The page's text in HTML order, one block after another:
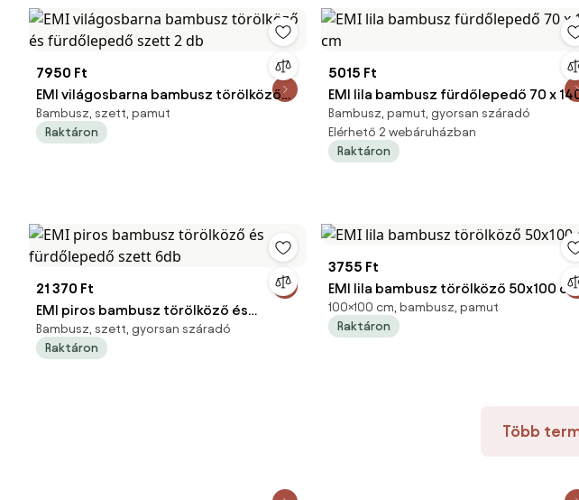
7950 Ft
EMI világosbarna bambusz törölköző
és fürdőlepedő szett 2 db
Bambusz, szett, pamut
Raktáron
5015 Ft
EMI lila bambusz fürdőlepedő 70 x
cm
Bambusz, pamut, gyorsan száradó
Elérhető 2 webáruházban
Raktáron
21 370 Ft
EMI piros bambusz törölköző és
fürdőlepedő szett 6db
Bambusz, szett, gyorsan száradó
Raktáron
3755 Ft
EMI lila bambusz törölköző 50x100
100×100 cm, bambusz, pamut
Raktáron
Több